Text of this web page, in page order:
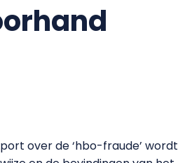
over de ‘hbo-fraude’ wordt